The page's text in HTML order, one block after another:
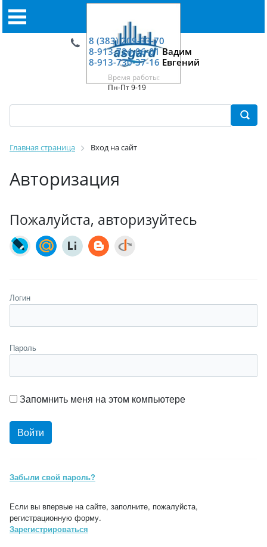
8 (383) 209-33-70
8-913-724-06-01Вадим
8-913-730-37-16 Евгений
Время работы:
Пн-Пт 9-19
Главная страница Вход на сайт
Авторизация
Пожалуйста, авторизуйтесь
Логин
Пароль
Запомнить меня на этом компьютере
Забыли свой пароль?
Если вы впервые на сайте, заполните, пожалуйста,
регистрационную форму.
Зарегистрироваться